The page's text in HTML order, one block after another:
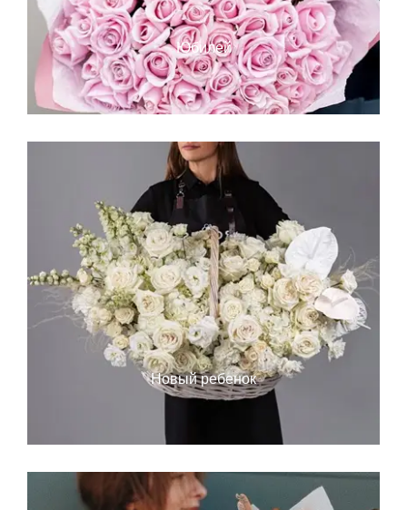
Юбилей
Новый ребенок